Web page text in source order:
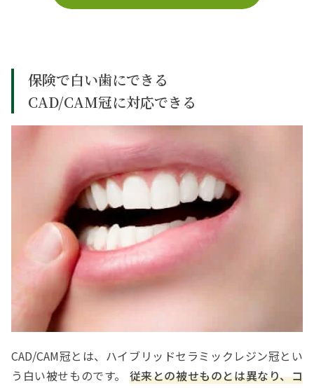
保険で白い歯にできる
CAD/CAM冠に対応できる
CAD/CAM冠とは、ハイブリッドセラミックレジン冠とい
う白い被せものです。 従来との被せものとは異なり、コ